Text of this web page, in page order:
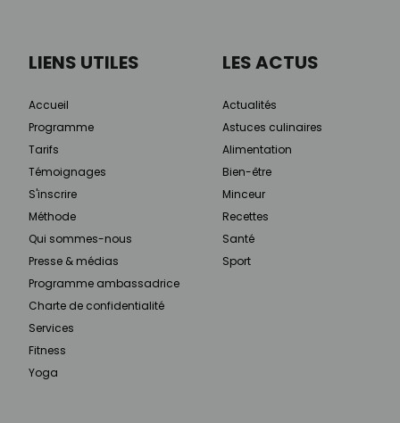
LIENS UTILES
Accueil
Programme
Tarifs
Témoignages
S'inscrire
Méthode
Qui sommes-nous
Presse & médias
Programme ambassadrice
Charte de confidentialité
Services
Fitness
Yoga
LES ACTUS
Actualités
Astuces culinaires
Alimentation
Bien-être
Minceur
Recettes
Santé
Sport